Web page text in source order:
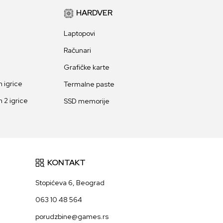
igrice
2 igrice
HARDVER
Laptopovi
Računari
Grafičke karte
Termalne paste
SSD memorije
KONTAKT
Stopićeva 6, Beograd
063 10 48 564
porudzbine@games.rs